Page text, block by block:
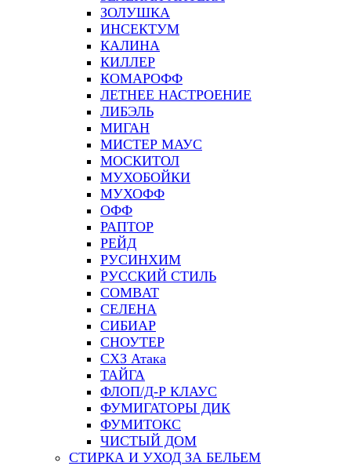
ЗОЛУШКА
ИНСЕКТУМ
КАЛИНА
КИЛЛЕР
КОМАРОФФ
ЛЕТНЕЕ НАСТРОЕНИЕ
ЛИБЭЛЬ
МИГАН
МИСТЕР МАУС
МОСКИТОЛ
МУХОБОЙКИ
МУХОФФ
ОФФ
РАПТОР
РЕЙД
РУСИНХИМ
РУССКИЙ СТИЛЬ
СOMBAT
СЕЛЕНА
СИБИАР
СНОУТЕР
СХЗ Атака
ТАЙГА
ФЛОП/Д-Р КЛАУС
ФУМИГАТОРЫ ДИК
ФУМИТОКС
ЧИСТЫЙ ДОМ
СТИРКА И УХОД ЗА БЕЛЬЕМ